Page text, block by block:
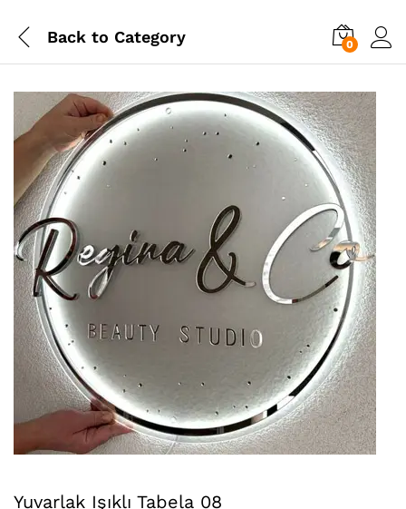
Back to Category 0
Yuvarlak Işıklı Tabela 08